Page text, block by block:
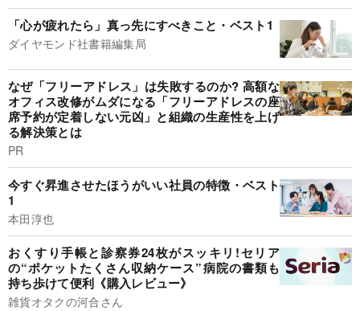
「心が疲れたら」真っ先にすべきこと・ベスト1
ダイヤモンド社書籍編集局
なぜ「フリーアドレス」は失敗するのか? 高額な
オフィス改修がムダになる「フリーアドレスの座
席予約が定着しない元凶」と組織の生産性を上げ
る解決策とは
PR
今すぐ昇進させたほうがいい社員の特徴・ベスト
1
本田淳也
おくすり手帳と診察券24枚がスッキリ!セリア
の“ポケットたくさん収納ケース”病院の書類も
持ち歩けて便利《購入レビュー》
雑貨オタクの河合さん